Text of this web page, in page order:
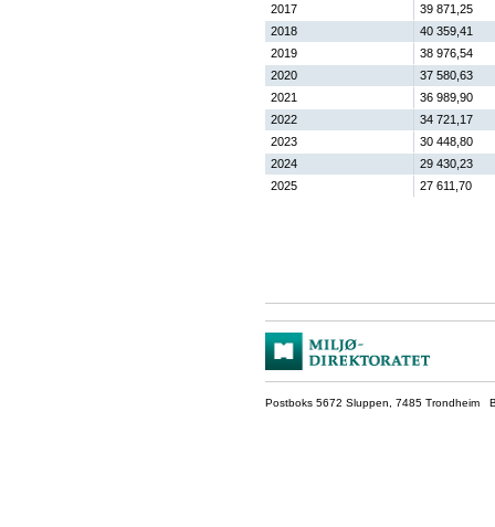
2017
39 871,25
2018
40 359,41
2019
38 976,54
2020
37 580,63
2021
36 989,90
2022
34 721,17
2023
30 448,80
2024
29 430,23
2025
27 611,70
Postboks 5672 Sluppen, 7485 Trondheim